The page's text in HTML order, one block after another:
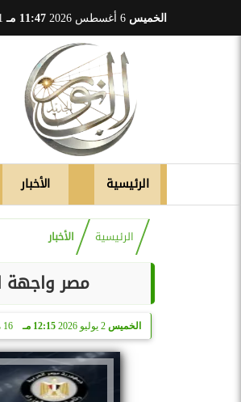
الخميس 11:47 مـ
الرئيسية الأخبار
الرئيسية الأخبار
مصر واجهة
الخميس 2 يوليو 2026 12:15 مـ 16 محرّم 1448